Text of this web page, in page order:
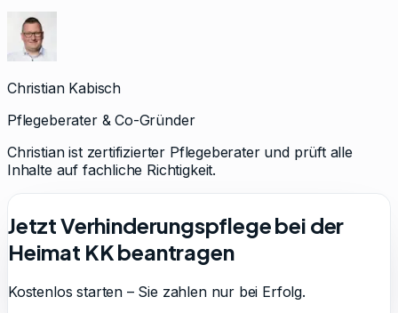
Christian Kabisch
Pflegeberater & Co-Gründer
Christian ist zertifizierter Pflegeberater und prüft alle
Inhalte auf fachliche Richtigkeit.
Jetzt Verhinderungspflege bei der
Heimat KK beantragen
Kostenlos starten – Sie zahlen nur bei Erfolg.